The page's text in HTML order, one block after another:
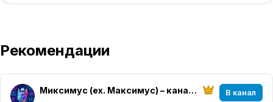
Рекомендации
Миксимус (ex. Максимус) – канал на Максимум В канал